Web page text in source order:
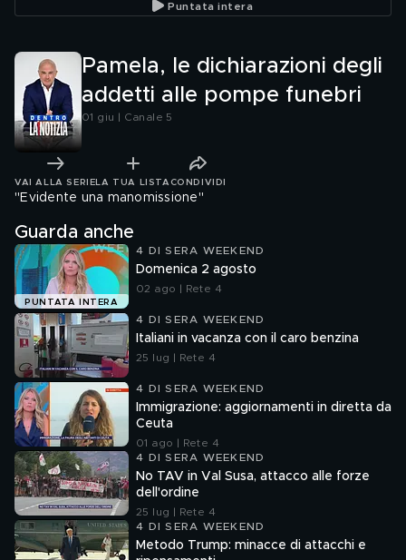
Puntata intera
Pamela, le dichiarazioni degli
addetti alle pompe funebri
01 giu | Canale 5
VAI ALLA SERIE LA TUA LISTA CONDIVIDI
"Evidente una manomissione"
Guarda anche
PUNTATA INTERA
4 DI SERA WEEKEND
Domenica 2 agosto
02 ago | Rete 4
4 DI SERA WEEKEND
Italiani in vacanza con il caro benzina
25 lug | Rete 4
4 DI SERA WEEKEND
Immigrazione: aggiornamenti in diretta da
Ceuta
01 ago | Rete 4
4 DI SERA WEEKEND
No TAV in Val Susa, attacco alle forze
dell'ordine
25 lug | Rete 4
4 DI SERA WEEKEND
Metodo Trump: minacce di attacchi e